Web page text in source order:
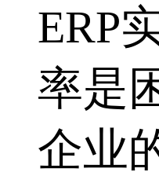
ERP
率是
企业